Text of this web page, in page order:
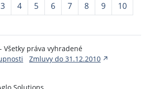
3 4 5 6 7 8 9 10
- Všetky práva vyhradené
Zmluvy do 31.12.2010